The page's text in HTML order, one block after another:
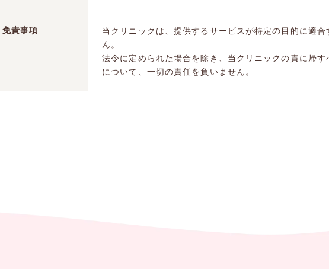
免責事項
当クリニックは、提供するサービスが特定の目的に適
ん。
法令に定められた場合を除き、当クリニックの責に帰
について、一切の責任を負いません。